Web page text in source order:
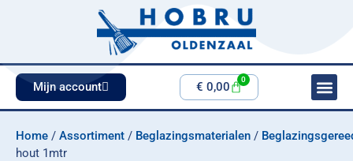
Mijn account € 0,00
0
Home / Assortiment / Beglazingsmaterialen /
hout 1mtr